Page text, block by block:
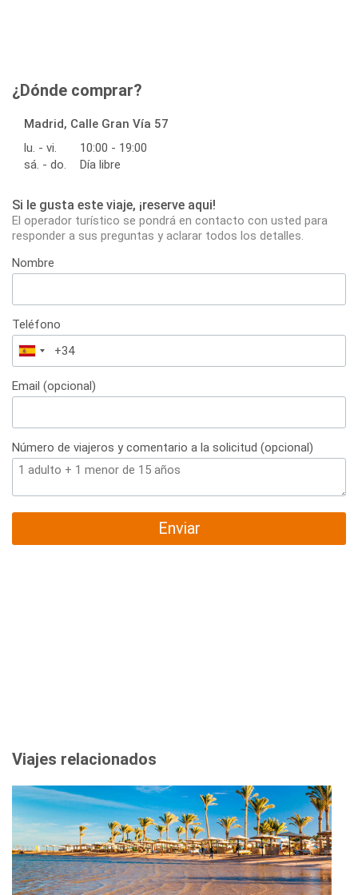
¿Dónde comprar?
Madrid, Calle Gran Vía 57
lu. - vi.
10:00 - 19:00
sá. - do.
Día libre
Si le gusta este viaje, ¡reserve aqui!
El operador turístico se pondrá en contacto con usted para
responder a sus preguntas y aclarar todos los detalles.
Nombre
Teléfono
España
+34
Email (opcional)
Número de viajeros y comentario a la solicitud (opcional)
Enviar
Viajes relacionados